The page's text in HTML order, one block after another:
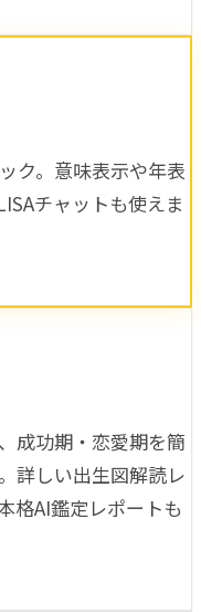
ク。意味表示や年表
チャットも使えま
成功期・恋愛期を簡
詳しい出生図解読レ
格AI鑑定レポートも